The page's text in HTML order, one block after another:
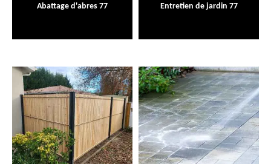
Abattage d'abres 77 Entretien de jardin 77